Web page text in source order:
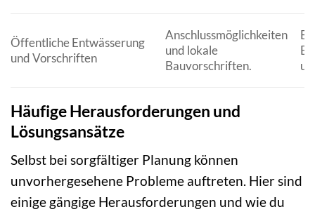
Öffentliche Entwässerung
und Vorschriften
Anschlussmöglichkeiten
und lokale
Bauvorschriften.
Häufige Herausforderungen und
Lösungsansätze
Selbst bei sorgfältiger Planung können
unvorhergesehene Probleme auftreten. Hier sind
einige gängige Herausforderungen und wie du